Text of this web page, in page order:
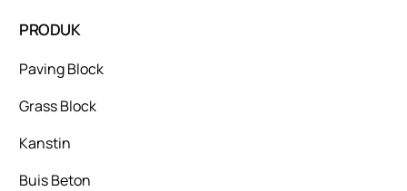
PRODUK
Paving Block
Grass Block
Kanstin
Buis Beton